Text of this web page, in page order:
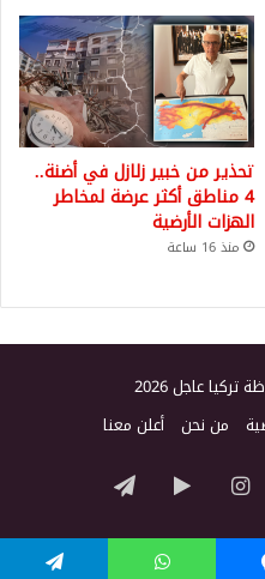
تحذير من خبير زلازل في أضنة..
4 مناطق أكثر عرضة لمخاطر
الهزات الأرضية
منذ 16 ساعة
عاجل 2026
من نحن أعلن معنا
انستقرام‏Google
Play
تيلقرام